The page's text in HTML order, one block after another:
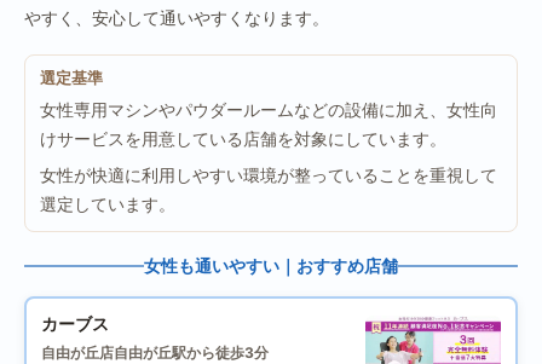
やすく、安心して通いやすくなります。
選定基準
女性専用マシンやパウダールームなどの設備に加え、女性向
けサービスを用意している店舗を対象にしています。
女性が快適に利用しやすい環境が整っていることを重視して
選定しています。
女性も通いやすい｜おすすめ店舗
カーブス
自由が丘店自由が丘駅から徒歩3分